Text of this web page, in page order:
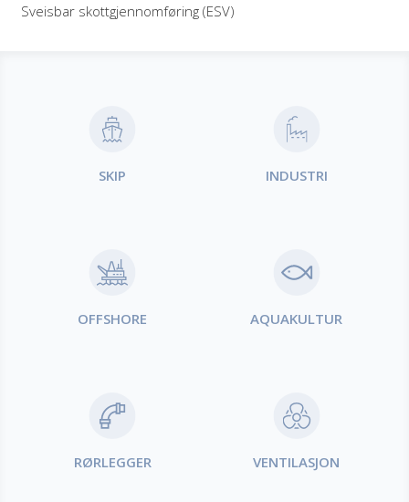
Sveisbar skottgjennomføring (ESV)
Produktområder
SKIP INDUSTRI
OFFSHORE AQUAKULTUR
RØRLEGGER VENTILASJON